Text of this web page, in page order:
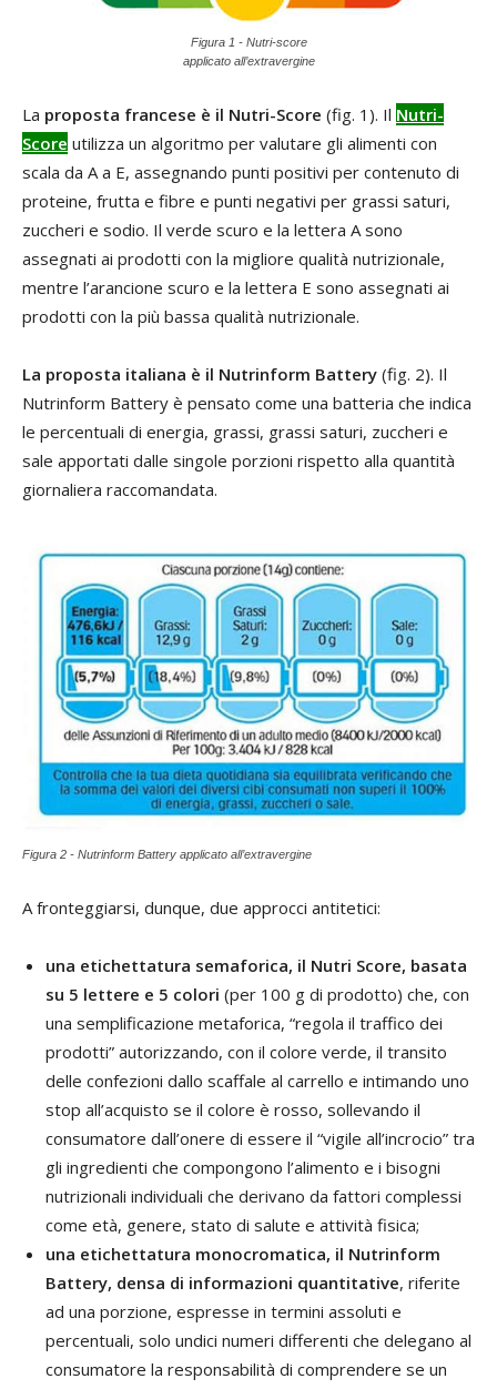
Figura 1 - Nutri-score
applicato all’extravergine
La proposta francese è il Nutri-Score (fig. 1). Il Nutri-
Score utilizza un algoritmo per valutare gli alimenti con
scala da A a E, assegnando punti positivi per contenuto di
proteine, frutta e fibre e punti negativi per grassi saturi,
zuccheri e sodio. Il verde scuro e la lettera A sono
assegnati ai prodotti con la migliore qualità nutrizionale,
mentre l’arancione scuro e la lettera E sono assegnati ai
prodotti con la più bassa qualità nutrizionale.
La proposta italiana è il Nutrinform Battery (fig. 2). Il
Nutrinform Battery è pensato come una batteria che indica
le percentuali di energia, grassi, grassi saturi, zuccheri e
sale apportati dalle singole porzioni rispetto alla quantità
giornaliera raccomandata.
Figura 2 - Nutrinform Battery applicato all’extravergine
A fronteggiarsi, dunque, due approcci antitetici:
una etichettatura semaforica, il Nutri Score, basata
su 5 lettere e 5 colori (per 100 g di prodotto) che, con
una semplificazione metaforica, “regola il traffico dei
prodotti” autorizzando, con il colore verde, il transito
delle confezioni dallo scaffale al carrello e intimando uno
stop all’acquisto se il colore è rosso, sollevando il
consumatore dall’onere di essere il “vigile all’incrocio” tra
gli ingredienti che compongono l’alimento e i bisogni
nutrizionali individuali che derivano da fattori complessi
come età, genere, stato di salute e attività fisica;
una etichettatura monocromatica, il Nutrinform
Battery, densa di informazioni quantitative, riferite
ad una porzione, espresse in termini assoluti e
percentuali, solo undici numeri differenti che delegano al
consumatore la responsabilità di comprendere se un